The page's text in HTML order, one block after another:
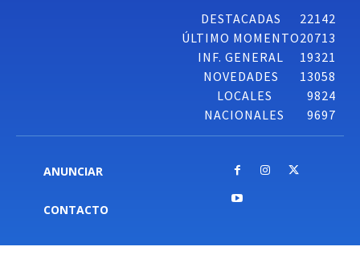
DESTACADAS
22142
ÚLTIMO MOMENTO20713
INF. GENERAL
19321
NOVEDADES
13058
LOCALES
9824
NACIONALES
9697
ANUNCIAR
CONTACTO